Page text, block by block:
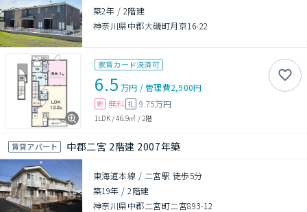
築2年 / 2階建
神奈川県中郡大磯町月京16-22
家賃カード決済可
6.5 万円 /管理費2,900円
敷 無料 礼 9.75万円
1LDK/46.9㎡ /2階
賃貸アパート 中郡二宮 2階建 2007年築
東海道本線 / 二宮駅 徒歩5分
築19年 /2階建
神奈川県中郡二宮町二宮893-12